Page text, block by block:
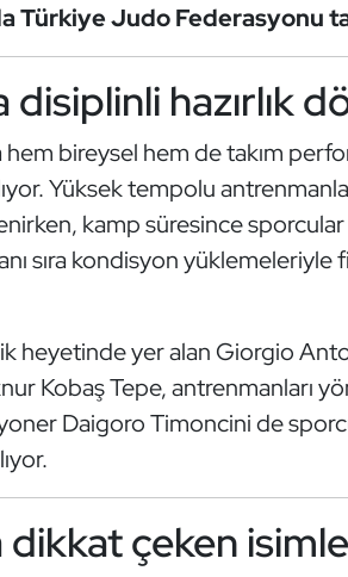
Türkiye Judo Federasyonu
disiplinli hazırlık
bireysel hem de takım
Yüksek tempolu
kamp süresince sporcular
sıra kondisyon yüklemeleriyle
heyetinde yer alan Giorgio
Kobaş Tepe, antrenmanları
Daigoro Timoncini de
çeken